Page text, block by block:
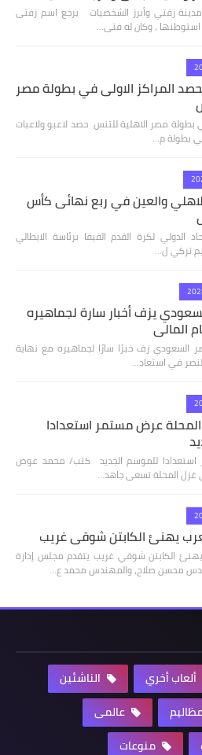
زفتي وأبرز الشخصيات يرجع اسم زفتى
استوطنها ، وكان له فتى…
المراكز الاولى في بطولة مصر
بطولة مصر الاهلية للتنس حصد لاعبو ولاعبات
بطولة م…
والعين في ربع نهائى كأس
الدولي لكرة القدم الفيفا برئاسة الايطالي
تركي ل…
يزف أخبار سارة لجماهيره
المالي
السعودي زف خبرًا سارًا لجماهيره مع نهاية
عرض مستمر استعدادا
للموسم الجديد كتب/ محمد عوض
غزل المحلة تسعى جاهد…
يهنئ الكابتن شوقي غريب
يهنئ الكابتن شوقي غريب يتقدم مجلس إدارة
محسن صلاح، والمهندس محمد ع…
ألعاب أخري
الناشئين
عالمى
منوعات